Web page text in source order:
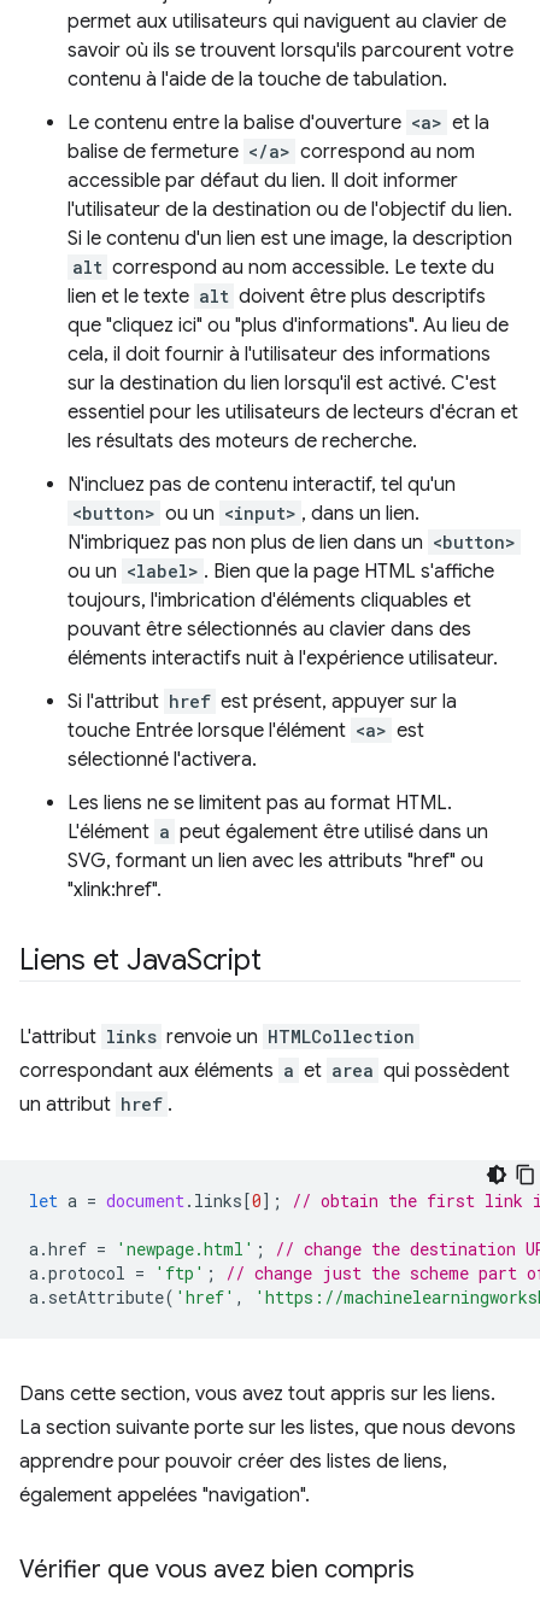
permet aux utilisateurs qui naviguent au clavier de
savoir où ils se trouvent lorsqu'ils parcourent votre
contenu à l'aide de la touche de tabulation.
Le contenu entre la balise d'ouverture <a> et la
balise de fermeture </a> correspond au nom
accessible par défaut du lien. Il doit informer
l'utilisateur de la destination ou de l'objectif du lien.
Si le contenu d'un lien est une image, la description
alt correspond au nom accessible. Le texte du
lien et le texte alt doivent être plus descriptifs
que "cliquez ici" ou "plus d'informations". Au lieu de
cela, il doit fournir à l'utilisateur des informations
sur la destination du lien lorsqu'il est activé. C'est
essentiel pour les utilisateurs de lecteurs d'écran et
les résultats des moteurs de recherche.
N'incluez pas de contenu interactif, tel qu'un
<button> ou un <input> , dans un lien.
N'imbriquez pas non plus de lien dans un <button>
ou un <label> . Bien que la page HTML s'affiche
toujours, l'imbrication d'éléments cliquables et
pouvant être sélectionnés au clavier dans des
éléments interactifs nuit à l'expérience utilisateur.
Si l'attribut href est présent, appuyer sur la
touche Entrée lorsque l'élément <a> est
sélectionné l'activera.
Les liens ne se limitent pas au format HTML.
L'élément a peut également être utilisé dans un
SVG, formant un lien avec les attributs "href" ou
"xlink:href".
Liens et JavaScript
L'attribut links renvoie un HTMLCollection
correspondant aux éléments a et area qui possèdent
un attribut href .
let a = document. links [0]; // obtain the first link in
a.href = 'newpage.html' ;
// change the destination
a.protocol = 'ftp' ;
// change just the scheme part
a. setAttribute( 'href' , 'https://
Dans cette section, vous avez tout appris sur les liens.
La section suivante porte sur les listes, que nous devons
apprendre pour pouvoir créer des listes de liens,
également appelées "navigation".
Vérifier que vous avez bien compris